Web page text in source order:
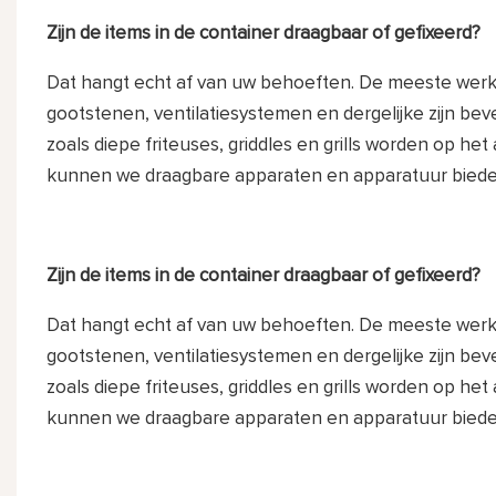
Zijn de items in de container draagbaar of gefixeerd?
Dat hangt echt af van uw behoeften. De meeste
gootstenen, ventilatiesystemen en dergelijke zijn
zoals diepe friteuses, griddles en grills worden op
kunnen we draagbare apparaten en apparatuur
Zijn de items in de container draagbaar of gefixeerd?
Dat hangt echt af van uw behoeften. De meeste
gootstenen, ventilatiesystemen en dergelijke zijn
zoals diepe friteuses, griddles en grills worden op
kunnen we draagbare apparaten en apparatuur